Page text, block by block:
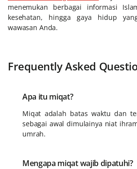
menemukan berbagai informasi
kesehatan, hingga gaya hidup
wawasan Anda.
Frequently Asked
Apa itu miqat?
Miqat adalah batas waktu dan
sebagai awal dimulainya niat
umrah.
Mengapa miqat wajib dipatuhi?